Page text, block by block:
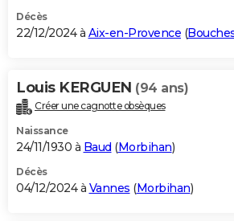
Décès
22/12/2024 à Aix-en-Provence (
Louis KERGUEN (94 ans)
Créer une cagnotte obsèques
Naissance
24/11/1930 à Baud (Morbihan)
Décès
04/12/2024 à Vannes (Morbihan)